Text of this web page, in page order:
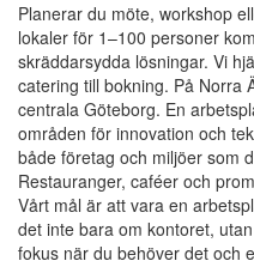
Planerar du möte, workshop
lokaler för 1–100 personer
skräddarsydda lösningar. Vi
catering till bokning. På Norra
centrala Göteborg. En
områden för innovation och
både företag och miljöer som
Restauranger, caféer och
Vårt mål är att vara en
det inte bara om kontoret,
fokus när du behöver det och